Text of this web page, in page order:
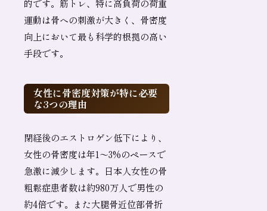
的です。筋トレ、特に高負荷の荷重
運動は骨への刺激が大きく、骨密度
向上において最も科学的根拠の高い
手段です。
女性に骨密度対策が特に必要
な3つの理由
閉経後のエストロゲン低下により、
女性の骨密度は年1〜3%のペースで
急激に減少します。日本人女性の骨
粗鬆症患者数は約980万人で男性の
約4倍です。また大腿骨近位部骨折